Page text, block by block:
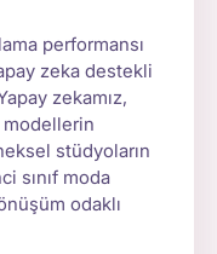
performansı
zeka destekli
zekamız,
modellerin
stüdyoların
sınıf moda
odaklı